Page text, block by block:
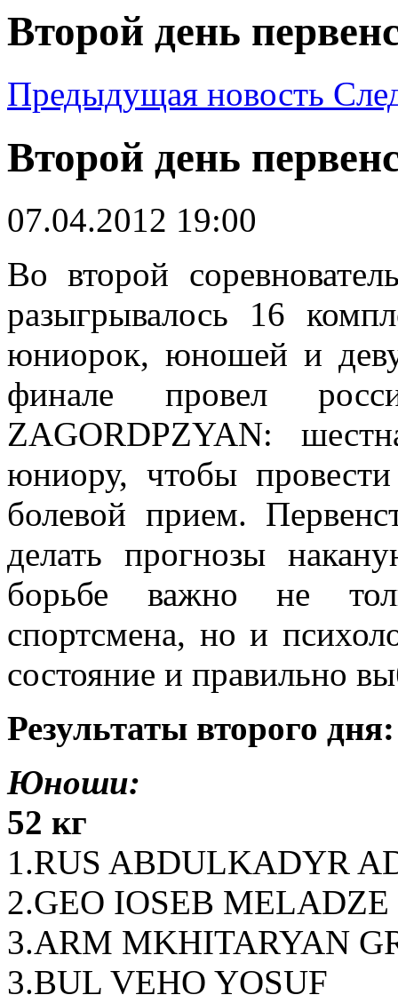
Второй день
Предыдущая новость
Второй день
07.04.2012 19:00
Во второй
разыгрывалось 16
юниорок, юношей и
финале провел
ZAGORDPZYAN:
юниору, чтобы
болевой прием.
делать прогнозы
борьбе важно не
спортсмена, но и
состояние и правильно
Результаты второго дня:
Юноши:
52 кг
1.RUS ABDULKADYR
2.GEO IOSEB MELADZE
3.ARM MKHITARYAN
3.BUL VEHO YOSUF